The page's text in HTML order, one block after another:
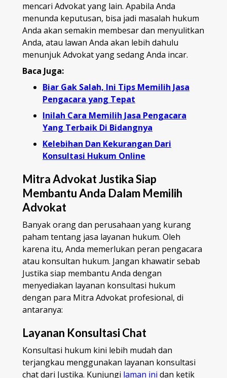
mencari Advokat yang lain. Apabila Anda
menunda keputusan, bisa jadi masalah hukum
Anda akan semakin membesar dan menyulitkan
Anda, atau lawan Anda akan lebih dahulu
menunjuk Advokat yang sedang Anda incar.
Baca Juga:
Biar Gak Salah, Ini Tips Memilih Jasa
Pengacara yang Tepat
Inilah Cara Memilih Jasa Pengacara
Yang Terbaik Di Bidangnya
Kelebihan Dan Kekurangan Dari
Konsultasi Hukum Online
Mitra Advokat Justika Siap
Membantu Anda Dalam Memilih
Advokat
Banyak orang dan perusahaan yang kurang
paham tentang jasa layanan hukum. Oleh
karena itu, Anda memerlukan peran pengacara
atau konsultan hukum. Jangan khawatir sebab
Justika siap membantu Anda dengan
menyediakan layanan konsultasi hukum
dengan para Mitra Advokat profesional, di
antaranya:
Layanan Konsultasi Chat
Konsultasi hukum kini lebih mudah dan
terjangkau menggunakan layanan konsultasi
chat dari Justika. Kunjungi laman ini dan ketik